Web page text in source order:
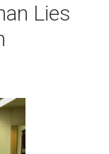
Lies